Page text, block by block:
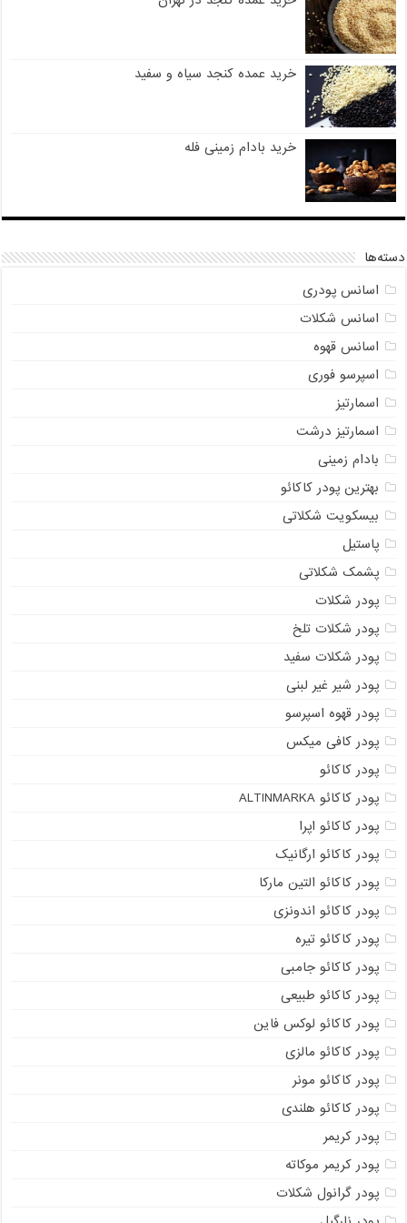
خرید عمده کنجد سیاه و سفید
خرید بادام زمینی فله
دسته‌ها
اسانس پودری
اسانس شکلات
اسانس قهوه
اسپرسو فوری
اسمارتیز
اسمارتیز درشت
بادام زمینی
بهترین پودر کاکائو
بیسکویت شکلاتی
پاستیل
پشمک شکلاتی
پودر شکلات
پودر شکلات تلخ
پودر شکلات سفید
پودر شیر غیر لبنی
پودر قهوه اسپرسو
پودر کافی میکس
پودر کاکائو
پودر کاکائو ALTINMARKA
پودر کاکائو اپرا
پودر کاکائو ارگانیک
پودر کاکائو التین مارکا
پودر کاکائو اندونزی
پودر کاکائو تیره
پودر کاکائو جامبی
پودر کاکائو طبیعی
پودر کاکائو لوکس فاین
پودر کاکائو مالزی
پودر کاکائو مونر
پودر کاکائو هلندی
پودر کریمر
پودر کریمر موکاته
پودر گرانول شکلات